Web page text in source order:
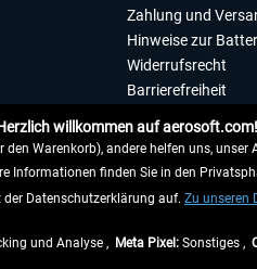
Zahlung und
Hinweise zur
Widerrufsrecht
Barrierefreiheit
Impressum
willkommen auf aerosoft.com!
Warenkorb), andere helfen uns,
Informationen finden Sie in den
Datenschutzerklärung auf. Zu unseren
und Analyse , Meta Pixel: Sonstiges ,